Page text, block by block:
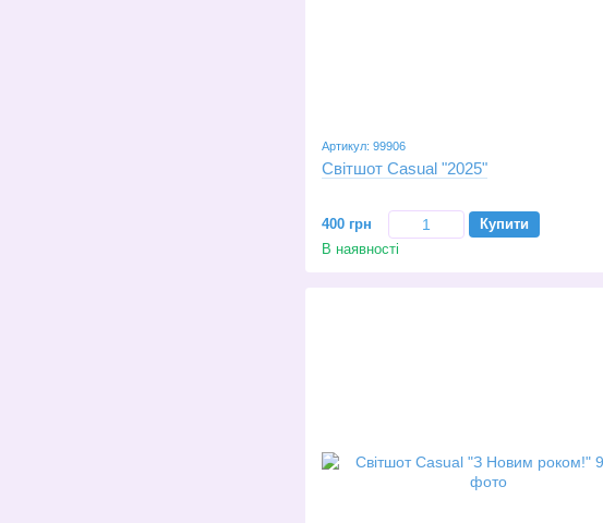
Артикул: 99906
Світшот Casual "2025"
400 грн
Купити
В наявності